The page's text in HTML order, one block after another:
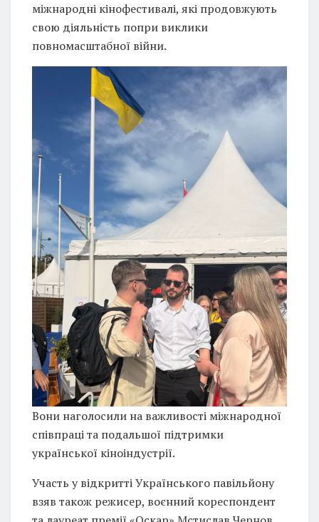
міжнародні кінофестивалі, які продовжують
свою діяльність попри виклики
повномасштабної війни.
Вони наголосили на важливості міжнародної
співпраці та подальшої підтримки
української кіноіндустрії.
Участь у відкритті Українського павільйону
взяв також режисер, воєнний кореспондент